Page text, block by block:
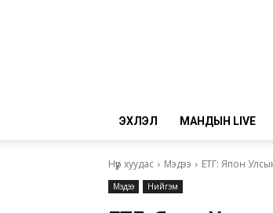
ЭХЛЭЛ МАНДЫН LIVE
Нүүр хуудас Мэдээ ЕТГ: Япон
Мэдээ Нийгэм